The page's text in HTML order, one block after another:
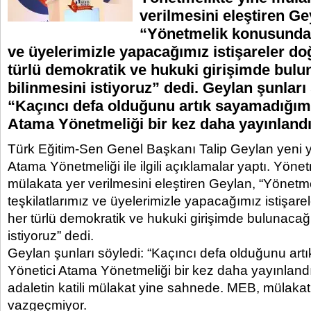
verilmesini eleştiren
“Yönetmelik
ve üyelerimizle yapacağımız istişareler
türlü demokratik ve hukuki girişimde
bilinmesini istiyoruz” dedi. Geylan
“Kaçıncı defa olduğunu artık
Atama Yönetmeliği bir kez daha
Türk Eğitim-Sen Genel Başkanı Talip Geylan yeni
Atama Yönetmeliği ile ilgili açıklamalar yaptı.
mülakata yer verilmesini eleştiren Geylan,
teşkilatlarımız ve üyelerimizle yapacağımız
her türlü demokratik ve hukuki girişimde
istiyoruz” dedi.
Geylan şunları söyledi: “Kaçıncı defa olduğunu
Yönetici Atama Yönetmeliği bir kez daha
adaletin katili mülakat yine sahnede. MEB, mülakat
vazgeçmiyor.